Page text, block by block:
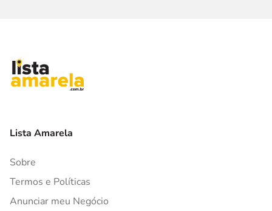
Lista Amarela
Sobre
Termos e Políticas
Anunciar meu Negócio